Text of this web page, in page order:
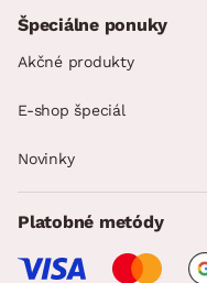
Špeciálne ponuky
Akčné produkty
E-shop špeciál
Novinky
Platobné metódy